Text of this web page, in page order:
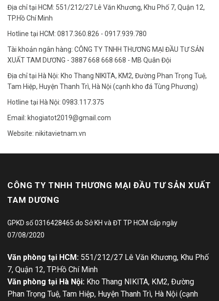
Địa chỉ tại HCM: 551/212/27 Lê Văn Khương, Khu Phố 7, Quận 12,
TP.Hồ Chí Minh
Hotline tại HCM: 0817.360.826 - 0917.939.780
Tài khoản ngân hàng: CÔNG TY TNHH THƯƠNG MẠI ĐẦU TƯ SẢN
XUẤT TAM DƯƠNG - 3887 668 668 668 - MB Quân Đội
Địa chỉ tại Hà Nội: Kho Thang NIKITA, KM2, Đường Phan Trọng Tuệ,
Tam Hiệp, Huyện Thanh Trì, Hà Nội (cạnh kho đá Tùng Phương)
Hotline tại Hà Nội: 0983.117.375
Email: khogiatot2019@gmail.com
Website: nikitavietnam.vn
CÔNG TY TNHH THƯƠNG MẠI ĐẦU TƯ SẢN XUẤT
TAM DƯƠNG
GPKD số 0316428465 do Sở KH và ĐT TP HCM cấp ngày
07/08/2020
Văn phòng tại HCM: 551/212/27 Lê Văn Khương, Khu Phố
7, Quận 12, TP.Hồ Chí Minh
Văn phòng tại Hà Nội: Kho Thang NIKITA, KM2, Đường
Phan Trọng Tuệ, Tam Hiệp, Huyện Thanh Trì, Hà Nội (cạnh